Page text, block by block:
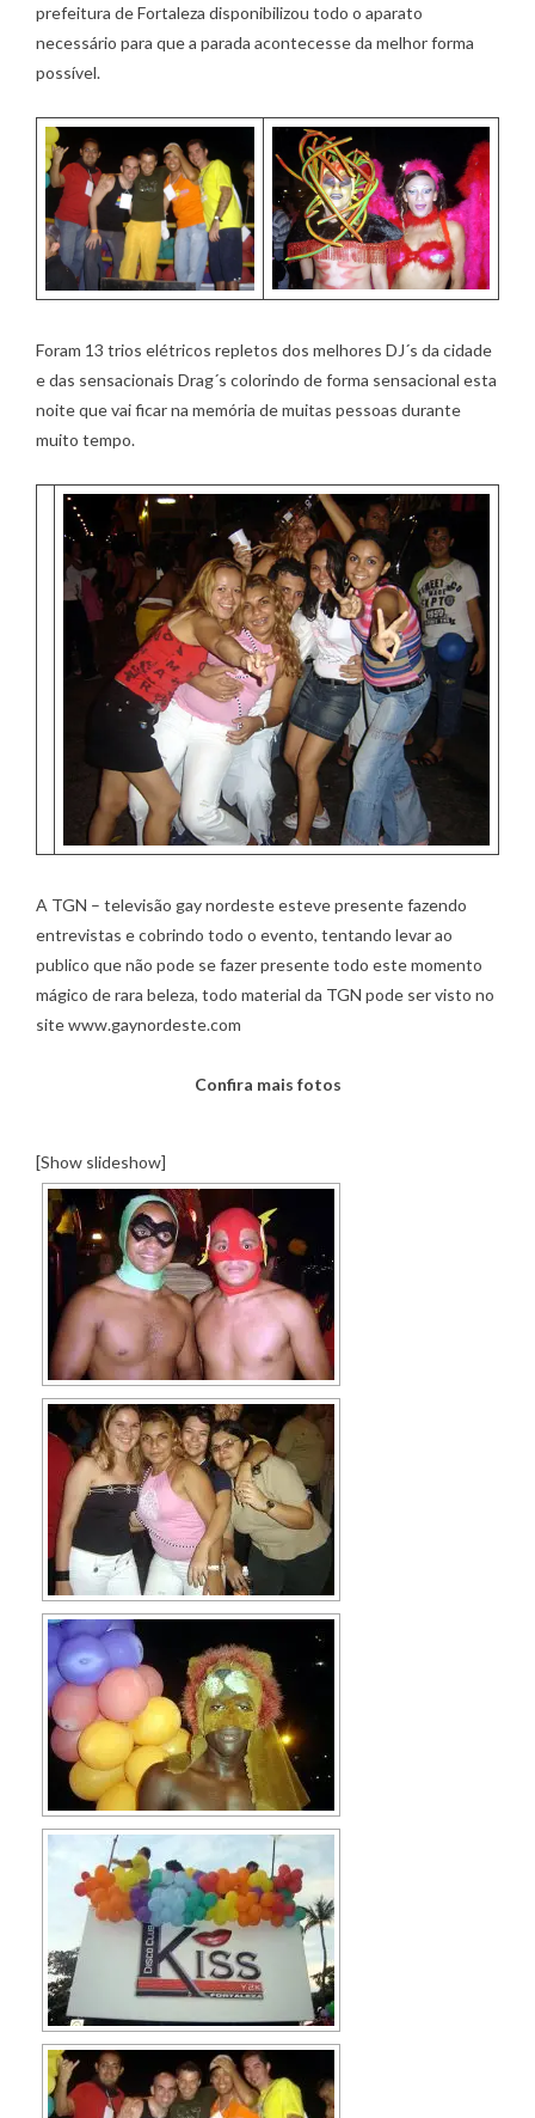
prefeitura de Fortaleza disponibilizou todo o aparato
necessário para que a parada acontecesse da melhor forma
possível.
Foram 13 trios elétricos repletos dos melhores DJ´s da cidade
e das sensacionais Drag´s colorindo de forma sensacional esta
noite que vai ficar na memória de muitas pessoas durante
muito tempo.
A TGN – televisão gay nordeste esteve presente fazendo
entrevistas e cobrindo todo o evento, tentando levar ao
publico que não pode se fazer presente todo este momento
mágico de rara beleza, todo material da TGN pode ser visto no
site www.gaynordeste.com
Confira mais fotos
[Show slideshow]